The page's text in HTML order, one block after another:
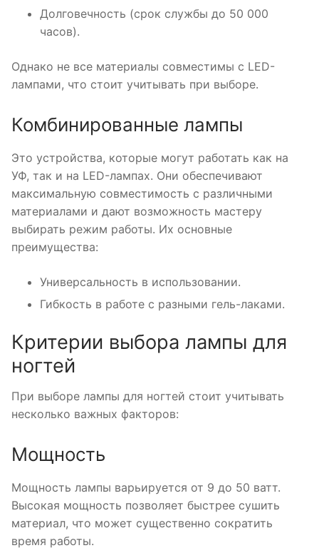
Долговечность (срок службы до 50 000
часов).
Однако не все материалы совместимы с LED-
лампами, что стоит учитывать при выборе.
Комбинированные лампы
Это устройства, которые могут работать как на
УФ, так и на LED-лампах. Они обеспечивают
максимальную совместимость с различными
материалами и дают возможность мастеру
выбирать режим работы. Их основные
преимущества:
Универсальность в использовании.
Гибкость в работе с разными гель-лаками.
Критерии выбора лампы для
ногтей
При выборе лампы для ногтей стоит учитывать
несколько важных факторов:
Мощность
Мощность лампы варьируется от 9 до 50 ватт.
Высокая мощность позволяет быстрее сушить
материал, что может существенно сократить
время работы.